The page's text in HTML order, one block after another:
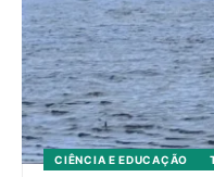
CIÊNCIA E EDUCAÇÃO